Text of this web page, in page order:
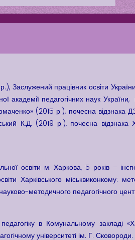
Play
Way
Заслужений працівник освіти
академії педагогічних наук
(2015 р.), почесна відзнака
К.Д. (2019 р.), почесна відзнака
освіти м. Харкова, 5 років –
Харківського міськвиконкому:
методичного педагогічного
в Комунальному закладі
університеті ім. Г. Сковороди.